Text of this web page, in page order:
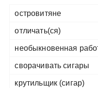
островитяне
отличать(ся)
необыкновенная
сворачивать сигары
крутильщик (сигар)